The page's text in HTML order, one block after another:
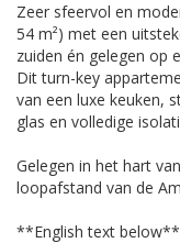
Zeer sfeervol en
54 m²) met een
zuiden én gelegen op
Dit turn-key
van een luxe keuken,
glas en volledige
Gelegen in het hart
loopafstand van de
**English text below**